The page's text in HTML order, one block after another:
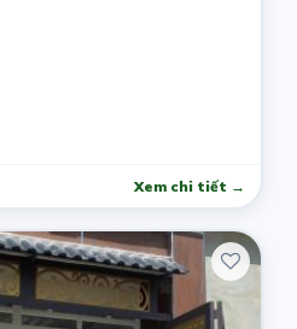
Xem chi tiết →